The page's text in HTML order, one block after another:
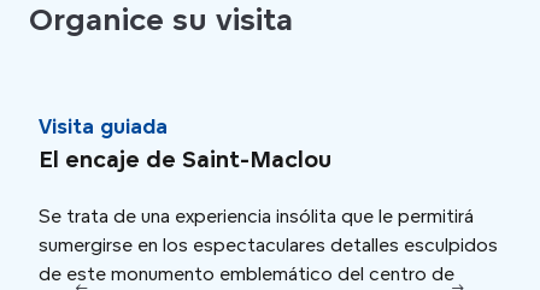
Organice su visita
Visita guiada
El encaje de Saint-Maclou
Se trata de una experiencia insólita que le permitirá
sumergirse en los espectaculares detalles esculpidos
de este monumento emblemático del centro de